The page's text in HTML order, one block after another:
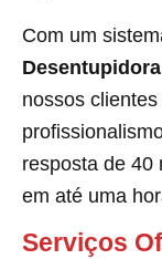
Com um
nossos
resposta de 40
em até uma
Serviços